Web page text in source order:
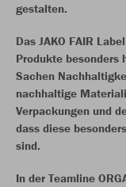
gestalten.
Das JAKO FAIR
Produkte besonders
Sachen
nachhaltige
Verpackungen und
dass diese
sind.
In der Teamline